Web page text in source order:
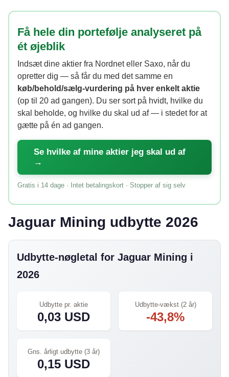
Få hele din portefølje analyseret på
ét øjeblik
Indsæt dine aktier fra Nordnet eller Saxo, når du
opretter dig — så får du med det samme en
køb/behold/sælg-vurdering på hver enkelt aktie
(op til 20 ad gangen). Du ser sort på hvidt, hvilke du
skal beholde, og hvilke du skal ud af — i stedet for at
gætte på én ad gangen.
Se hvilke af mine aktier jeg skal ud af
→
Gratis i 14 dage · Intet betalingskort · Stopper af sig selv
Jaguar Mining udbytte 2026
Udbytte-nøgletal for Jaguar Mining i
2026
Udbytte pr. aktie
0,03 USD
Udbytte-vækst (2 år)
-43,8%
Gns. årligt udbytte (3 år)
0,15 USD